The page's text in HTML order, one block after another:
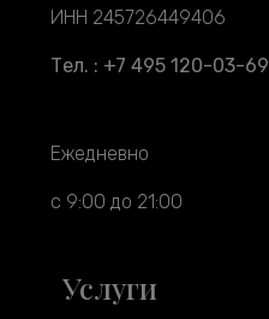
ИНН 245726449406
Тел. : +7 495 120-03-69
Ежедневно
с 9:00 до 21:00
Услуги